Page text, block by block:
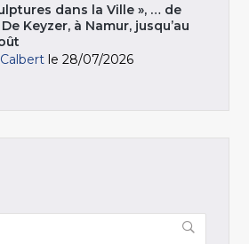
dans la Ville », … de
Keyzer, à Namur, jusqu’au
le 28/07/2026